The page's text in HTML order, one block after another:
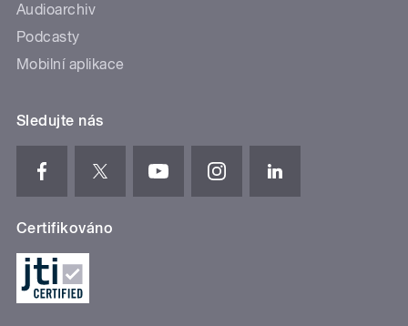
Audioarchiv
Podcasty
Mobilní aplikace
Sledujte nás
Certifikováno